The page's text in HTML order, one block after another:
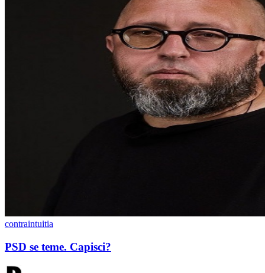
contraintuitia
PSD se teme. Capisci?